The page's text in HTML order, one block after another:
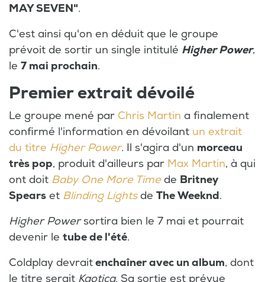
MAY SEVEN".
C'est ainsi qu'on en déduit que le groupe
prévoit de sortir un single intitulé Higher Power,
le 7 mai prochain.
Premier extrait dévoilé
Le groupe mené par Chris Martin a finalement
confirmé l'information en dévoilant un extrait
du titre Higher Power. Il s'agira d'un morceau
très pop, produit d'ailleurs par Max Martin, à qui
ont doit Baby One More Timede Britney
Spears et Blinding Lightsde The Weeknd.
Higher Powersortira bien le 7 mai et pourrait
devenir le tube de l'été.
Coldplay devraitenchaîner avec un album, dont
le titre serait Kaotica. Sa sortie est prévue